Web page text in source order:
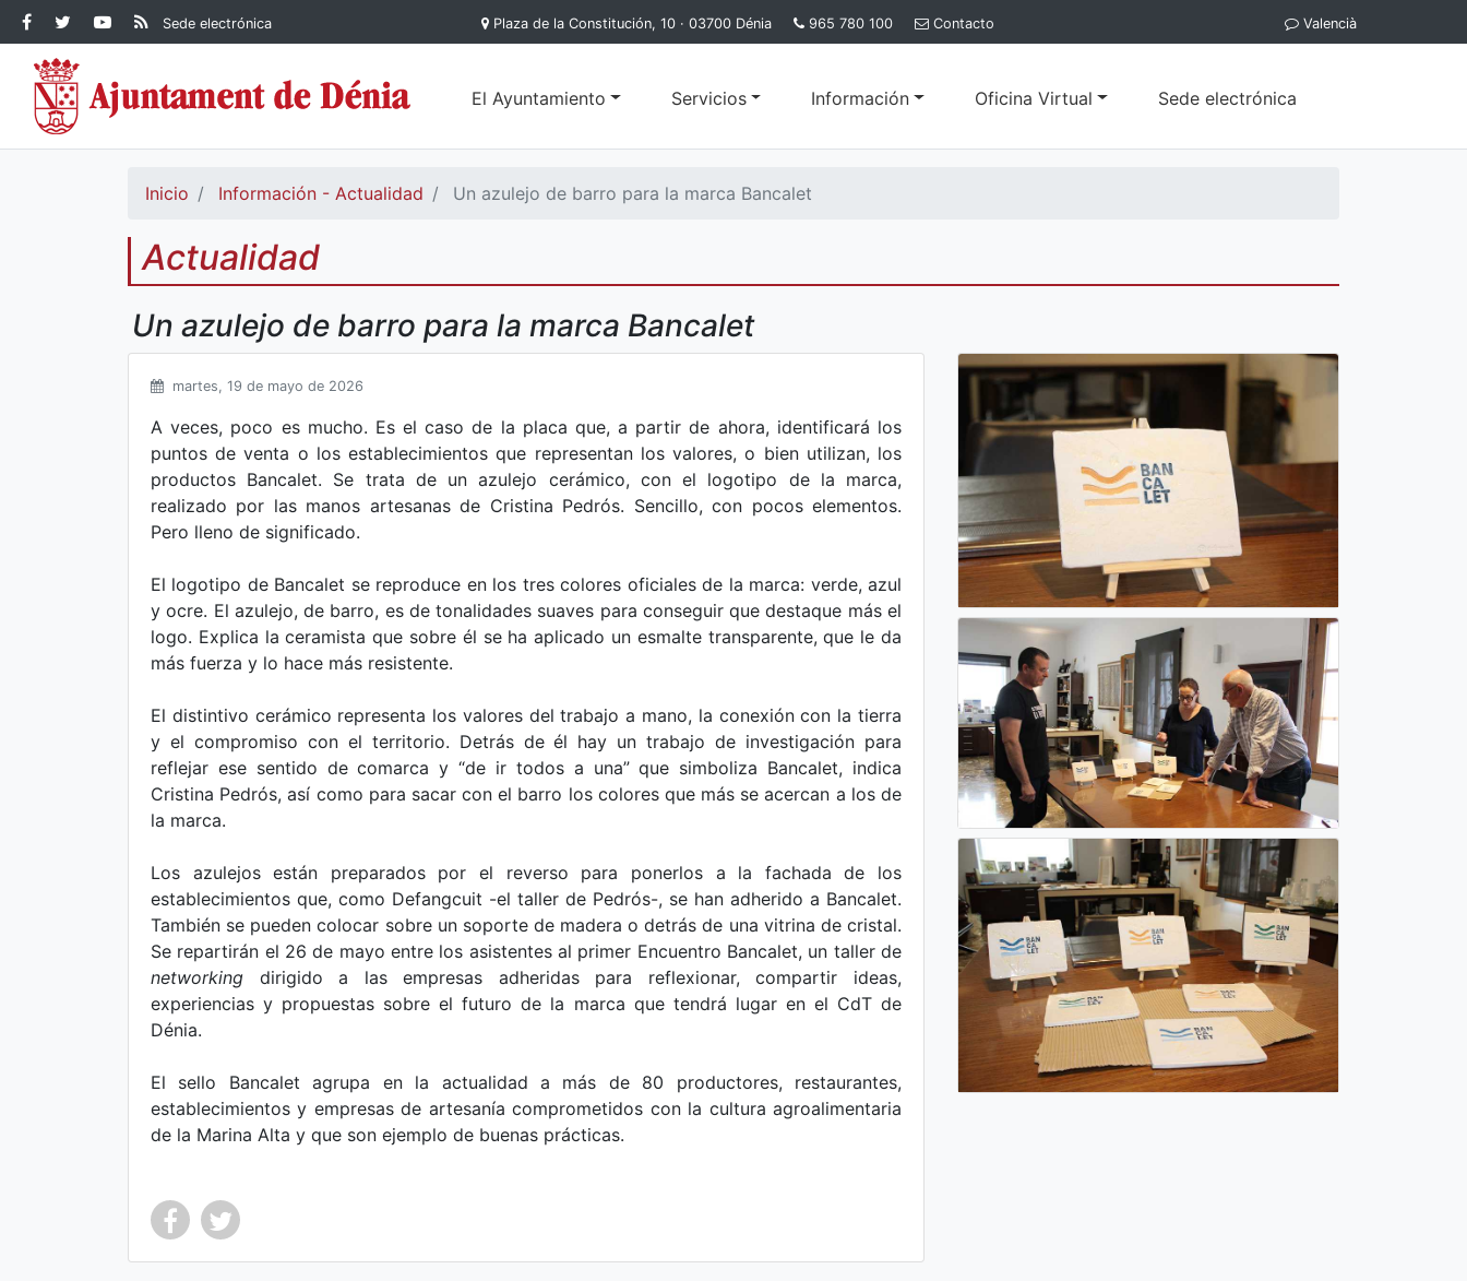
Contenido principal
Facebook Ayuntamiento de
Dénia
Ayuntamiento de Dénia
YouTube
Ayuntamiento de
RSS Actualidad
Ayuntamiento de
Sede electrónica Plaza de la Constitución, 10 · 03700 Dénia 965 780 100 Contacto Valencià
El Ayuntamiento Servicios Información Oficina Virtual Sede electrónica
Inicio Información - Actualidad Un azulejo de barro para la marca Bancalet
Actualidad
Un azulejo de barro para la marca Bancalet
martes, 19 de mayo de 2026
A veces, poco es mucho. Es el caso de la placa que, a partir de ahora, identificará los
puntos de venta o los establecimientos que representan los valores, o bien utilizan, los
productos Bancalet. Se trata de un azulejo cerámico, con el logotipo de la marca,
realizado por las manos artesanas de Cristina Pedrós. Sencillo, con pocos elementos.
Pero lleno de significado.
El logotipo de Bancalet se reproduce en los tres colores oficiales de la marca: verde, azul
y ocre. El azulejo, de barro, es de tonalidades suaves para conseguir que destaque más el
logo. Explica la ceramista que sobre él se ha aplicado un esmalte transparente, que le da
más fuerza y lo hace más resistente.
El distintivo cerámico representa los valores del trabajo a mano, la conexión con la tierra
y el compromiso con el territorio. Detrás de él hay un trabajo de investigación para
reflejar ese sentido de comarca y “de ir todos a una” que simboliza Bancalet, indica
Cristina Pedrós, así como para sacar con el barro los colores que más se acercan a los de
la marca.
Los azulejos están preparados por el reverso para ponerlos a la fachada de los
establecimientos que, como Defangcuit -el taller de Pedrós-, se han adherido a Bancalet.
También se pueden colocar sobre un soporte de madera o detrás de una vitrina de cristal.
Se repartirán el 26 de mayo entre los asistentes al primer Encuentro Bancalet, un taller de
networking dirigido a las empresas adheridas para reflexionar, compartir ideas,
experiencias y propuestas sobre el futuro de la marca que tendrá lugar en el CdT de
Dénia.
El sello Bancalet agrupa en la actualidad a más de 80 productores, restaurantes,
establecimientos y empresas de artesanía comprometidos con la cultura agroalimentaria
de la Marina Alta y que son ejemplo de buenas prácticas.